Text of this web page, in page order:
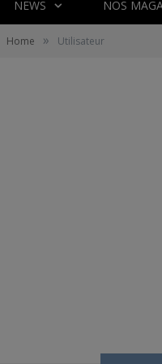
NEWS NOS
Home » Utilisateur